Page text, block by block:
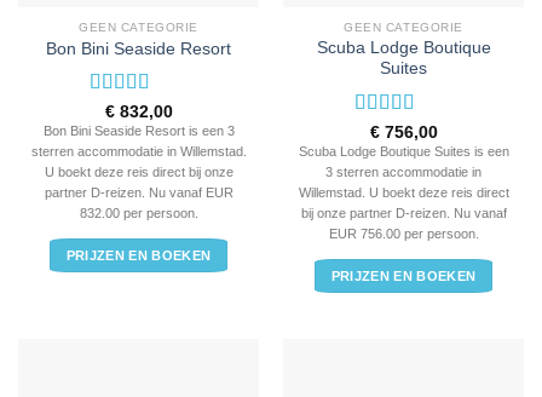
GEEN CATEGORIE
Bon Bini Seaside Resort
Waardering
3uit 5
€832,00
Bon Bini Seaside Resort is een 3
sterren accommodatie in Willemstad.
U boekt deze reis direct bij onze
partner D-reizen. Nu vanaf EUR
832.00 per persoon.
PRIJZEN EN BOEKEN
GEEN CATEGORIE
Scuba Lodge Boutique
Suites
Waardering
3uit 5
€756,00
Scuba Lodge Boutique Suites is een
3 sterren accommodatie in
Willemstad. U boekt deze reis direct
bij onze partner D-reizen. Nu vanaf
EUR 756.00 per persoon.
PRIJZEN EN BOEKEN